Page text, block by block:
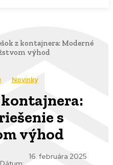
z kontajnera: Moderné
výhod
Novinky
s
výhod
16. februára 2025